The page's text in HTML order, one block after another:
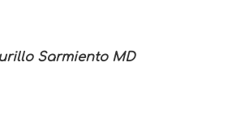
Sarmiento MD